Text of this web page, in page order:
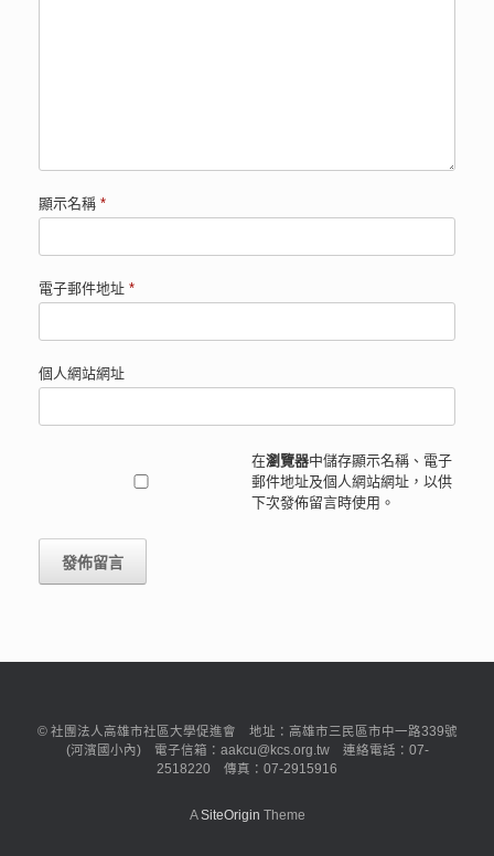
顯示名稱 *
電子郵件地址 *
個人網站網址
在瀏覽器中儲存顯示名稱、電子
郵件地址及個人網站網址，以供
下次發佈留言時使用。
© 社團法人高雄市社區大學促進會 地址：高雄市三民區市中一路339號
(河濱國小內) 電子信箱：aakcu@kcs.org.tw 連絡電話：07-
2518220 傳真：07-2915916
ASiteOrigin Theme